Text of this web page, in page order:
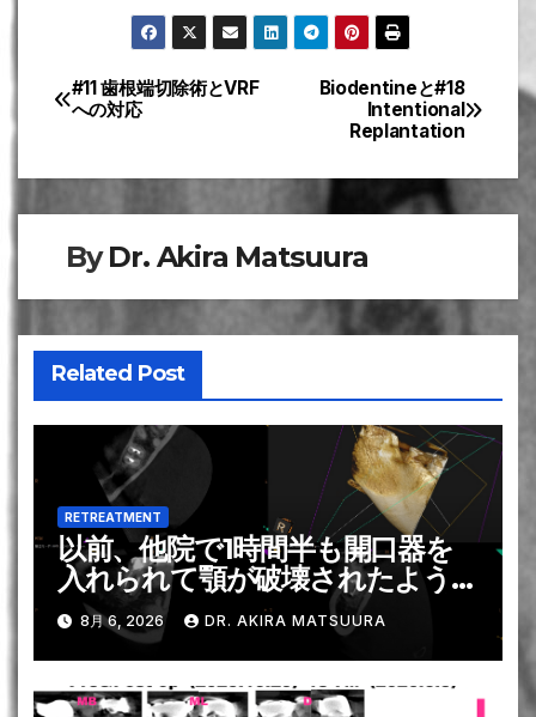
投
ビ
ゲ
ー
シ
ン
Biodentineと#18
Intentional
Replantation
#11 歯根端切除術とVRF
への対応
ByDr. Akira Matsuura
Related Post
RETREATMENT
以前、他院で1時間半も開口器を
入れられて顎が破壊されたよう
になり, それがトラウマで歯の神
経の治療は苦手です？！。。。そ
れを解消する方法は？ー#31 Re-
RCT 1回法
8月 6, 2026 DR. AKIRA MATSUURA